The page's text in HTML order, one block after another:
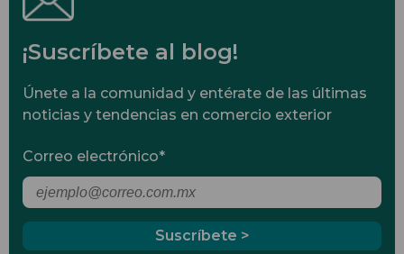
¡Suscríbete al blog!
Únete a la comunidad y entérate de las últimas
noticias y tendencias en comercio exterior
Correo electrónico*